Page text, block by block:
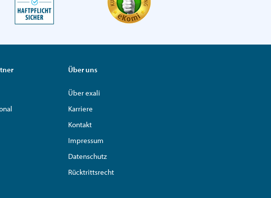
Über uns
Über exali
Karriere
Kontakt
Impressum
Datenschutz
Rücktrittsrecht